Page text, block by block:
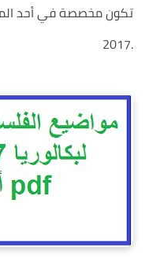
تكون مخصصة في أحد
2017.